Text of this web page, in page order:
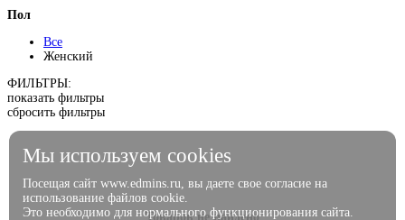
Пол
Все
Женский
ФИЛЬТРЫ:
показать фильтры
сбросить фильтры
Товаров не найдено
Мы используем cookies
Посещая сайт www.edmins.ru, вы даете свое согласие на
использование файлов cookie.
Это необходимо для нормального функционирования сайта.